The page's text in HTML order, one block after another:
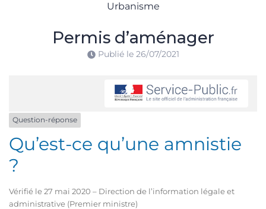
Urbanisme
Permis d’aménager
Publié le 26/07/2021
Question-réponse
Qu’est-ce qu’une amnistie
?
Vérifié le 27 mai 2020 – Direction de l’information légale et
administrative (Premier ministre)